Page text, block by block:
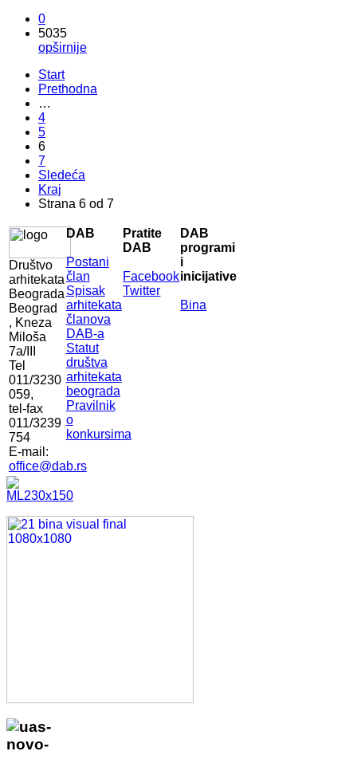
0
5035
opširnije
Start
Prethodna
…
4
5
6
7
Sledeća
Kraj
Strana 6 od 7
Društvo
arhitekata
Beograda
Beograd
, Kneza
Miloša
7a/III
Tel
011/3230
059,
tel-fax
011/3239
754
E-mail:
office@dab.rs
DAB
Postani
član
Spisak
arhitekata
članova
DAB-a
Statut
društva
arhitekata
beograda
Pravilnik
o
konkursima
Pratite
DAB
Facebook
Twitter
DAB
programi
i
inicijative
Bina